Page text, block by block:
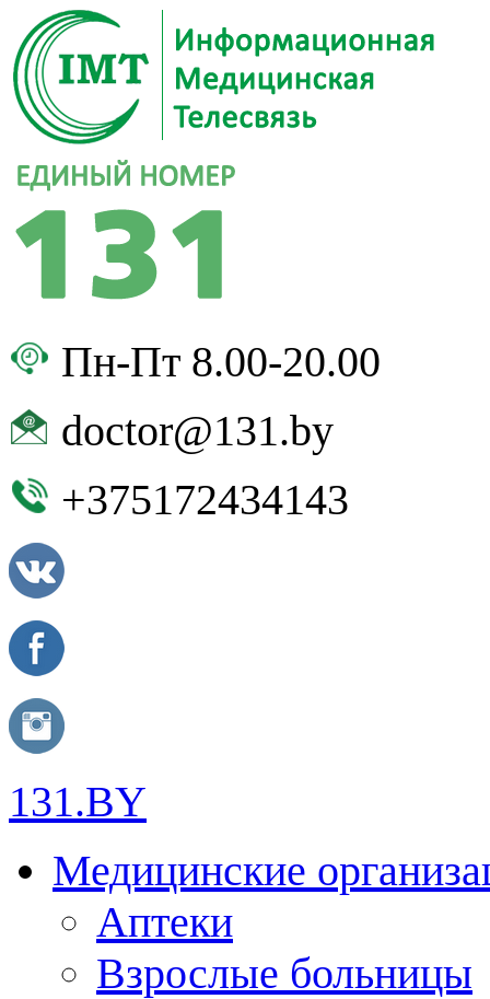
Пн-Пт 8.00-20.00
doctor@131.by
+375172434143
131.BY
Медицинские
Аптеки
Взрослые больницы